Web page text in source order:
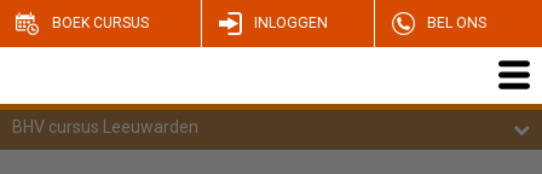
BOEK CURSUS INLOGGEN BEL ONS
BHV cursus Leeuwarden